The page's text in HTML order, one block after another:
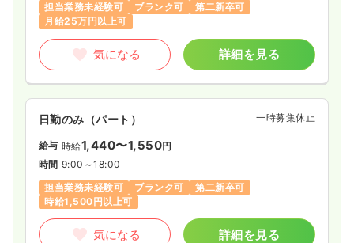
担当業務未経験可
ブランク可
第二新卒可
月給25万円以上可
気になる 詳細を見る
日勤のみ（パート） 一時募集休止
給与 時給1,440〜1,550円
時間 9:00～18:00
担当業務未経験可
ブランク可
第二新卒可
時給1,500円以上可
気になる 詳細を見る